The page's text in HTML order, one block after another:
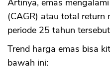
Artinya, emas
(CAGR) atau total return
periode 25 tahun
Trend harga emas bisa
bawah ini: